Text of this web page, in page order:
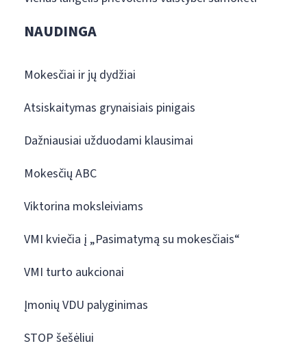
NAUDINGA
Mokesčiai ir jų dydžiai
Atsiskaitymas grynaisiais pinigais
Dažniausiai užduodami klausimai
Mokesčių ABC
Viktorina moksleiviams
VMI kviečia į „Pasimatymą su mokesčiais“
VMI turto aukcionai
Įmonių VDU palyginimas
STOP šešėliui